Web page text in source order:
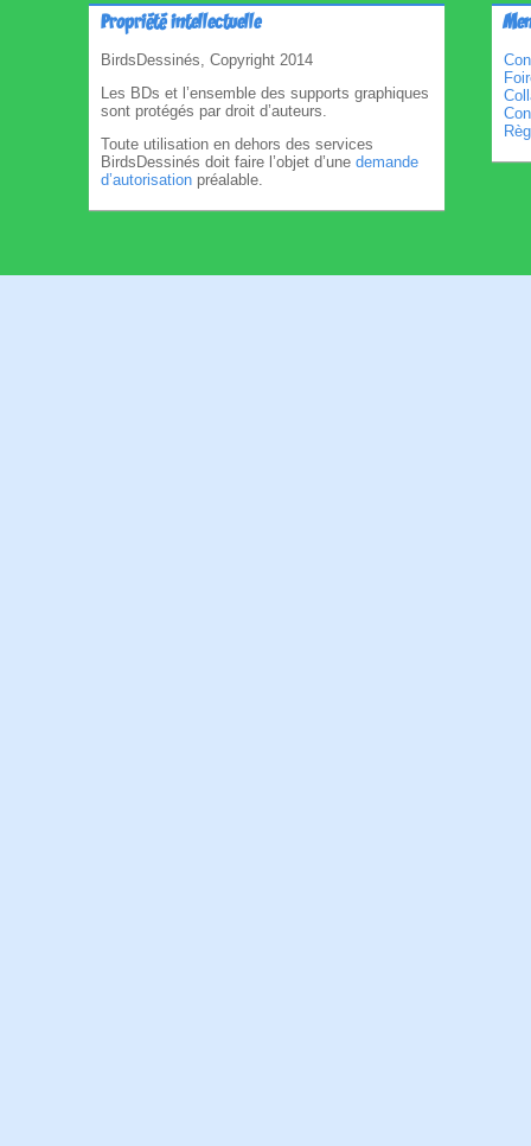
Propriété intellectuelle
BirdsDessinés, Copyright 2014
Les BDs et l’ensemble des supports graphiques
sont protégés par droit d’auteurs.
Toute utilisation en dehors des services
BirdsDessinés doit faire l’objet d’une demande
d’autorisation préalable.